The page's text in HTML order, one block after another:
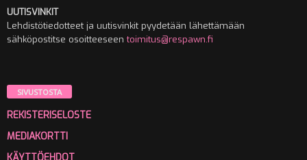
UUTISVINKIT
Lehdistötiedotteet ja uutisvinkit pyydetään lähettämään
sähköpostitse osoitteeseentoimitus@respawn.fi
SIVUSTOSTA
REKISTERISELOSTE
MEDIAKORTTI